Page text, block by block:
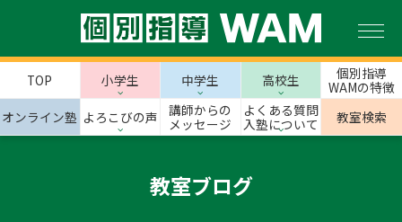
TOP 小学生 中学生 高校生
個別指導
WAMの特徴
オンライン塾 よろこびの声
講師からの
メッセージ
よくある質問
入塾について
教室検索
教室ブログ